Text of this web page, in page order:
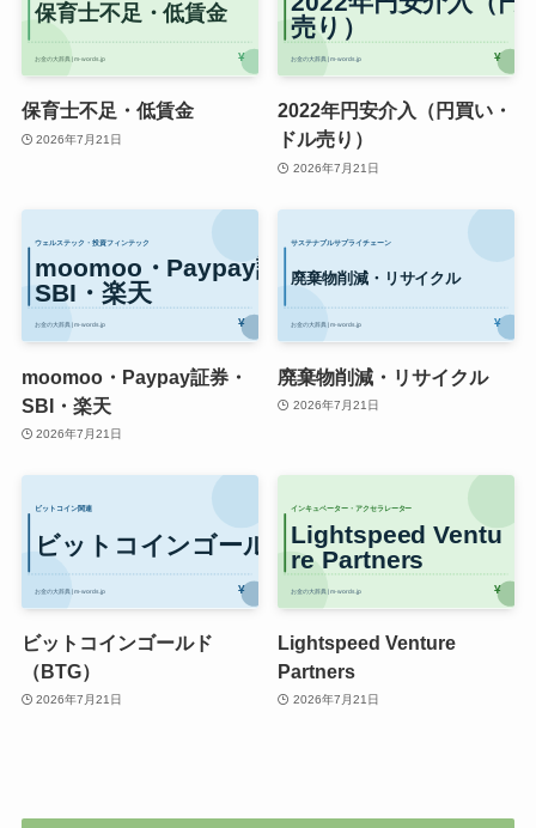
保育士不足・低賃金
2026年7月21日
2022年円安介入（円買い・
ドル売り）
2026年7月21日
moomoo・Paypay証券・
SBI・楽天
2026年7月21日
廃棄物削減・リサイクル
2026年7月21日
ビットコインゴールド
（BTG）
2026年7月21日
Lightspeed Venture
Partners
2026年7月21日